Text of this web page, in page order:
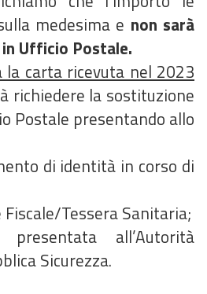
medesima e non sarà
Ufficio Postale.
la carta ricevuta nel 2023
richiedere la sostituzione
Postale presentando allo
di identità in corso di
Tessera Sanitaria;
all’Autorità
Sicurezza.